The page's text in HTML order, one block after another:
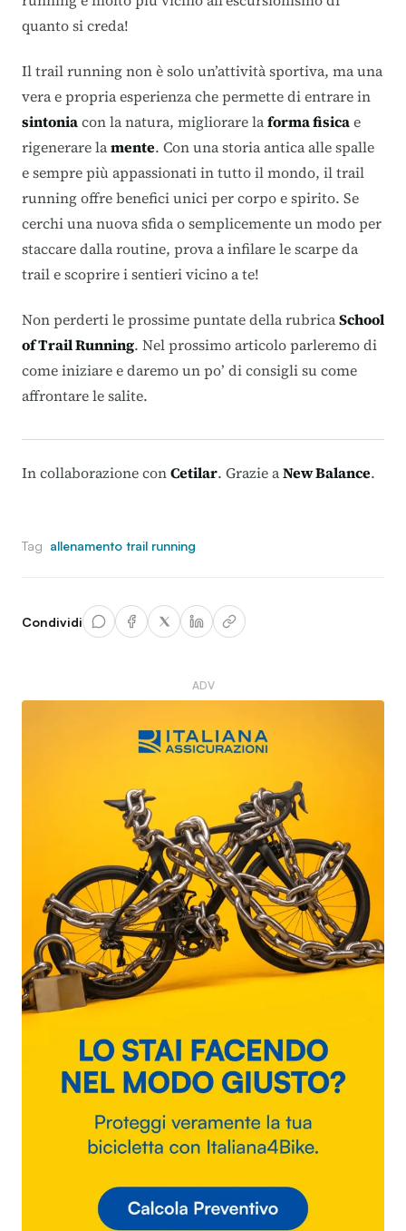
quanto si creda!
Il trail running non è solo un’attività sportiva, ma una
vera e propria esperienza che permette di entrare in
sintoniacon la natura, migliorare laforma fisicae
rigenerare lamente. Con una storia antica alle spalle
e sempre più appassionati in tutto il mondo, il trail
running offre benefici unici per corpo e spirito. Se
cerchi una nuova sfida o semplicemente un modo per
staccare dalla routine, prova a infilare le scarpe da
trail e scoprire i sentieri vicino a te!
Non perderti le prossime puntate della rubricaSchool
of Trail Running. Nel prossimo articolo parleremo di
come iniziare e daremo un po’ di consigli su come
affrontare le salite.
In collaborazione conCetilar. Grazie aNew Balance.
Tag allenamento trail running
Condividi
ADV